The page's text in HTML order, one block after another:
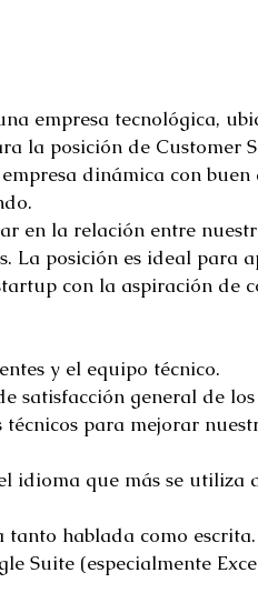
empresa tecnológica,
la posición de Customer
dinámica con buen
en la relación entre
La posición es ideal para
con la aspiración de
y el equipo técnico.
satisfacción general de los
para mejorar
idioma que más se utiliza
hablada como escrita.
Suite (especialmente